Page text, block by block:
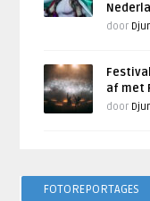
door
af met
door
FOTOREPORTAGES